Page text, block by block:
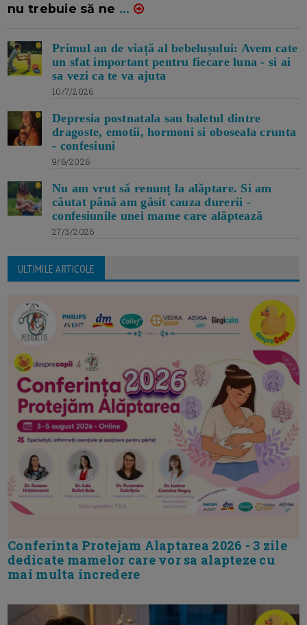
nu trebuie să ne ...
Primul an de viață al bebelușului: Avem cate
un sfat important pentru fiecare luna - si ai
sa vezi ca te va ajuta
10/7/2026
Depresia postnatala sau baletul dintre
dragoste, emotii, hormoni si oboseala crunta
- confesiuni
9/6/2026
Nu am vrut să renunț la alăptare. Si am
căutat până am găsit cauza durerii -
confesiunile unei mame care alăptează
27/3/2026
ULTIMILE ARTICOLE
Conferinta Protejam Alaptarea 2026 - 3 zile
dedicate mamelor care vor sa alapteze cu
mai multa incredere